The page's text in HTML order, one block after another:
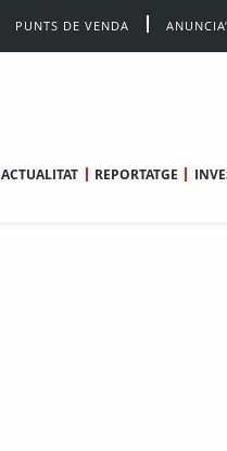
PUNTS DE VENDA
ACTUALITAT REPORTATGE